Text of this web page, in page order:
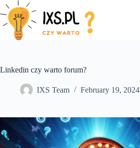
Skip
to
content
Linkedin czy warto forum?
IXS Team February 19, 2024